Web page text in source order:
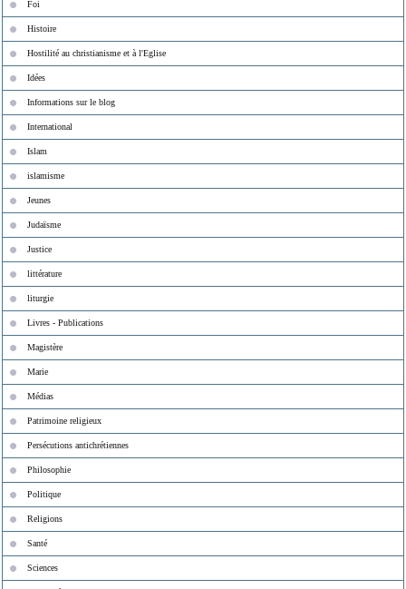
Foi
Histoire
Hostilité au christianisme et à l'Eglise
Idées
Informations sur le blog
International
Islam
islamisme
Jeunes
Judaïsme
Justice
littérature
liturgie
Livres - Publications
Magistère
Marie
Médias
Patrimoine religieux
Persécutions antichrétiennes
Philosophie
Politique
Religions
Santé
Sciences